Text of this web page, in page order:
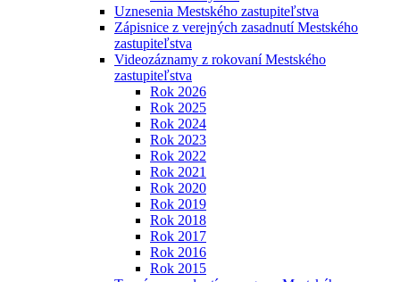
Uznesenia Mestského zastupiteľstva
Zápisnice z verejných zasadnutí Mestského
zastupiteľstva
Videozáznamy z rokovaní Mestského
zastupiteľstva
Rok 2026
Rok 2025
Rok 2024
Rok 2023
Rok 2022
Rok 2021
Rok 2020
Rok 2019
Rok 2018
Rok 2017
Rok 2016
Rok 2015